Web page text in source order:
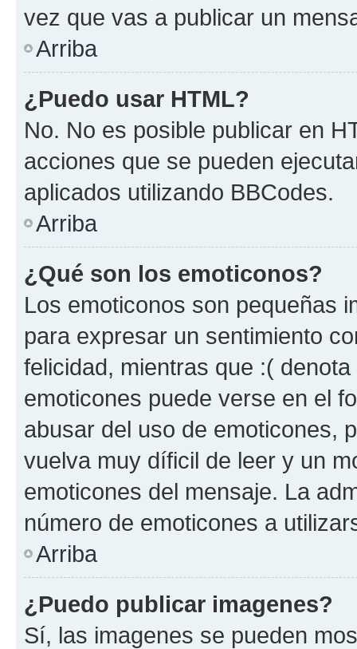
vez que vas a publicar un
Arriba
¿Puedo usar HTML?
No. No es posible publicar en
acciones que se pueden
aplicados utilizando BBCodes.
Arriba
¿Qué son los emoticonos?
Los emoticonos son pequeñas
para expresar un sentimiento
felicidad, mientras que :(
emoticones puede verse en el
abusar del uso de emoticones,
vuelva muy díficil de leer y un
emoticones del mensaje. La
número de emoticones a
Arriba
¿Puedo publicar imagenes?
Sí, las imagenes se pueden